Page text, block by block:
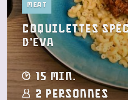
Meat
Coquilettes
d’Eva
15 min.
2 Personnes